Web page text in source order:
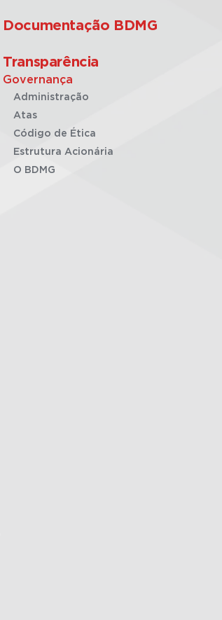
Documentação BDMG
Transparência
Governança
Administração
Atas
Código de Ética
Estrutura Acionária
O BDMG